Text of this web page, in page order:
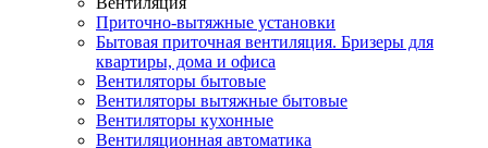
Приточно-вытяжные установки
Бытовая приточная вентиляция. Бризеры для
квартиры, дома и офиса
Вентиляторы бытовые
Вентиляторы вытяжные бытовые
Вентиляторы кухонные
Вентиляционная автоматика